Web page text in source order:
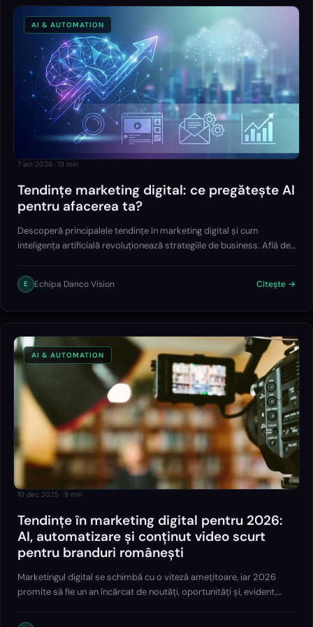
AI & AUTOMATION
7 ian 2026 · 13 min
Tendințe marketing digital: ce pregătește AI
pentru afacerea ta?
Descoperă principalele tendințe în marketing digital și cum
inteligența artificială revoluționează strategiile de business. Află de
procese, a hiper-personaliza experiențele și a rămâne competitiv în
viitorul digital.
E Echipa Danco Vision Citește →
AI & AUTOMATION
10 dec 2025 · 8 min
Tendințe în marketing digital pentru 2026:
AI, automatizare și conținut video scurt
pentru branduri românești
Marketingul digital se schimbă cu o viteză amețitoare, iar 2026
promite să fie un an încărcat de noutăți, oportunități și, evident,
să fie cu un pas în…